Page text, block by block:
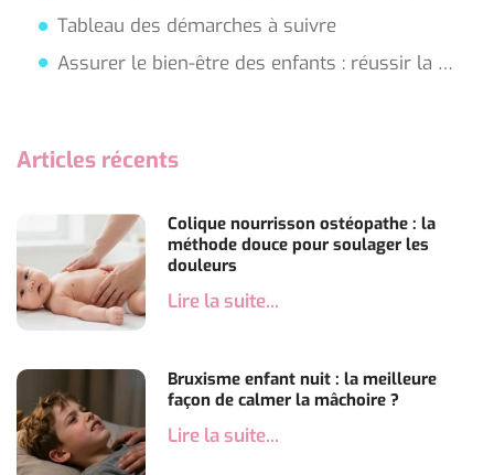
Tableau des démarches à suivre
Assurer le bien-être des enfants : réussir la demande de pension alimentaire sans avocat
Articles récents
Colique nourrisson ostéopathe : la
méthode douce pour soulager les
douleurs
Lire la suite...
Bruxisme enfant nuit : la meilleure
façon de calmer la mâchoire ?
Lire la suite...